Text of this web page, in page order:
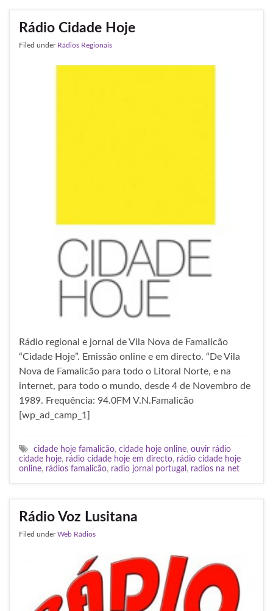
Rádio Cidade Hoje
Filed under Rádios Regionais
Rádio regional e jornal de Vila Nova de Famalicão
“Cidade Hoje”. Emissão online e em directo. “De Vila
Nova de Famalicão para todo o Litoral Norte, e na
internet, para todo o mundo, desde 4 de Novembro de
1989. Frequência: 94.0FM V.N.Famalicão
[wp_ad_camp_1]
cidade hoje famalicão, cidade hoje online, ouvir rádio
cidade hoje, rádio cidade hoje em directo, rádio cidade hoje
online, rádios famalicão, radio jornal portugal , radios na net
Rádio Voz Lusitana
Filed underWeb Rádios